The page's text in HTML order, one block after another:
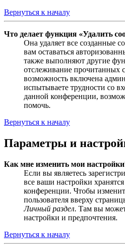
Вернуться к началу
Что делает функция «Удалить
Она удаляет все созданные
вам оставаться
также выполняют другие
отслеживание прочитанных
возможность включена
испытываете трудности со
данной конференции,
помочь.
Вернуться к началу
Параметры и
Как мне изменить мои
Если вы являетесь
все ваши настройки
конференции. Чтобы
пользователя вверху
Личный раздел. Там вы
настройки и предпочтения.
Вернуться к началу